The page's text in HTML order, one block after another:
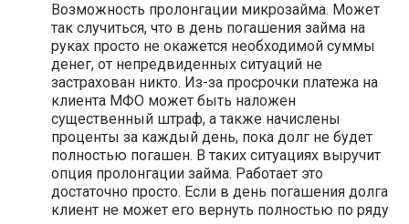
Возможность пролонгации микрозайма. Может
так случиться, что в день погашения займа на
руках просто не окажется необходимой суммы
денег, от непредвиденных ситуаций не
застрахован никто. Из-за просрочки платежа на
клиента МФО может быть наложен
существенный штраф, а также начислены
проценты за каждый день, пока долг не будет
полностью погашен. В таких ситуациях выручит
опция пролонгации займа. Работает это
достаточно просто. Если в день погашения долга
клиент не может его вернуть полностью по ряду